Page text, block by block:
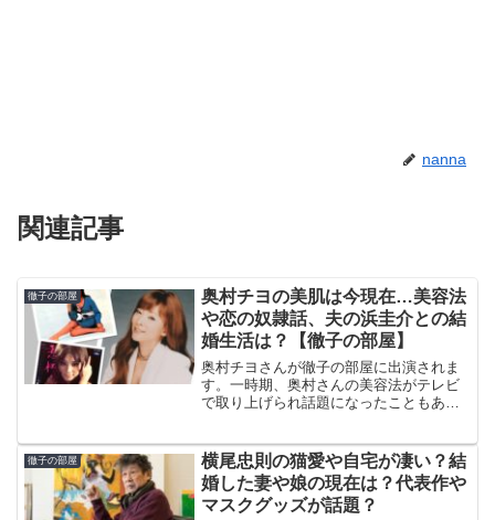
nanna
関連記事
徹子の部屋
奥村チヨの美肌は今現在…美容法
や恋の奴隷話、夫の浜圭介との結
婚生活は？【徹子の部屋】
奥村チヨさんが徹子の部屋に出演されま
す。一時期、奥村さんの美容法がテレビ
で取り上げられ話題になったこともあり
フィール名前 奥村 チヨ（おくむ
ら ちよ）本名 ...
徹子の部屋
横尾忠則の猫愛や自宅が凄い？結
婚した妻や娘の現在は？代表作や
マスクグッズが話題？